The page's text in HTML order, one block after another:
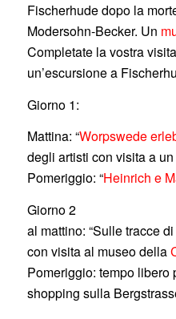
Fischerhude dopo la
Modersohn-Becker. Un
Completate la vostra
un’escursione a
Giorno 1:
Mattina: “Worpswede
degli artisti con visita a
Pomeriggio: “Heinrich e
Giorno 2
al mattino: “Sulle tracce
con visita al museo della
Pomeriggio: tempo libero
shopping sulla